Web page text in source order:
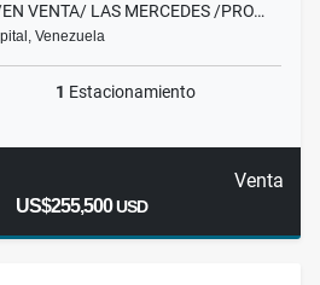
VENTA/ LAS MERCEDES /PRO…
Venezuela
1 Estacionamiento
Venta
US$255,500USD